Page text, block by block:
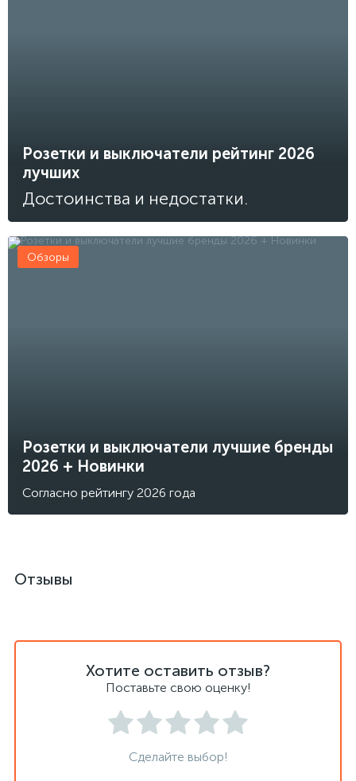
Розетки и выключатели рейтинг 2026
лучших
Достоинства и недостатки.
Розетки и выключатели лучшие бренды
2026 + Новинки
Согласно рейтингу 2026 года
Обзоры
Отзывы
Хотите оставить отзыв?
Поставьте свою оценку!
Сделайте выбор!